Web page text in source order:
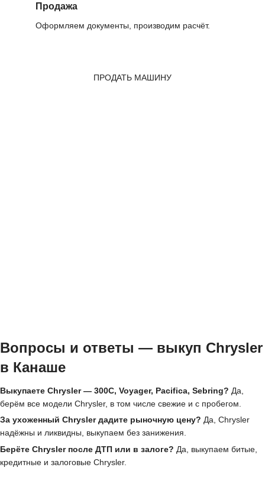
Продажа
Оформляем документы, производим расчёт.
ПРОДАТЬ МАШИНУ
Вопросы и ответы — выкуп Chrysler
в Канаше
Выкупаете Chrysler — 300C, Voyager, Pacifica, Sebring? Да,
берём все модели Chrysler, в том числе свежие и с пробегом.
За ухоженный Chrysler дадите рыночную цену? Да, Chrysler
надёжны и ликвидны, выкупаем без занижения.
Берёте Chrysler после ДТП или в залоге? Да, выкупаем битые,
кредитные и залоговые Chrysler.